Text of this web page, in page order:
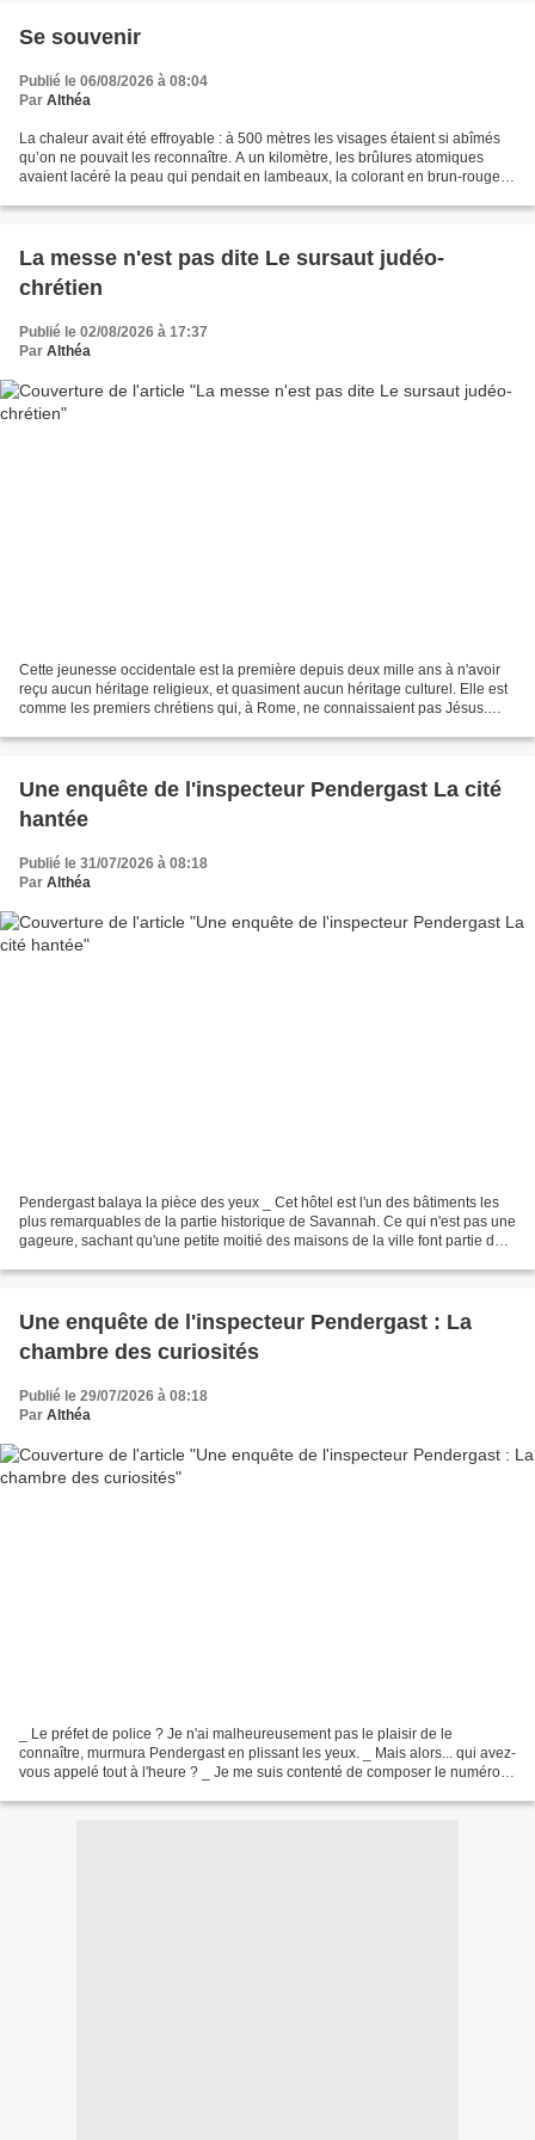
Se souvenir
Publié le 06/08/2026 à 08:04
Par Althéa
La chaleur avait été effroyable : à 500 mètres les visages étaient si abîmés
qu’on ne pouvait les reconnaître. A un kilomètre, les brûlures atomiques
avaient lacéré la peau qui pendait en lambeaux, la colorant en brun-rouge.
La messe n'est pas dite Le sursaut judéo-
chrétien
Publié le 02/08/2026 à 17:37
Par Althéa
Cette jeunesse occidentale est la première depuis deux mille ans à n'avoir
reçu aucun héritage religieux, et quasiment aucun héritage culturel. Elle est
comme les premiers chrétiens qui, à Rome, ne connaissaient pas Jésus.
Une enquête de l'inspecteur Pendergast La cité
hantée
Publié le 31/07/2026 à 08:18
Par Althéa
Pendergast balaya la pièce des yeux _ Cet hôtel est l'un des bâtiments les
plus remarquables de la partie historique de Savannah. Ce qui n'est pas une
gageure, sachant qu'une petite moitié des maisons de la ville font partie de
Une enquête de l'inspecteur Pendergast : La
chambre des curiosités
Publié le 29/07/2026 à 08:18
Par Althéa
_ Le préfet de police ? Je n'ai malheureusement pas le plaisir de le
connaître, murmura Pendergast en plissant les yeux. _ Mais alors... qui avez-
vous appelé tout à l'heure ? _ Je me suis contenté de composer le numéro